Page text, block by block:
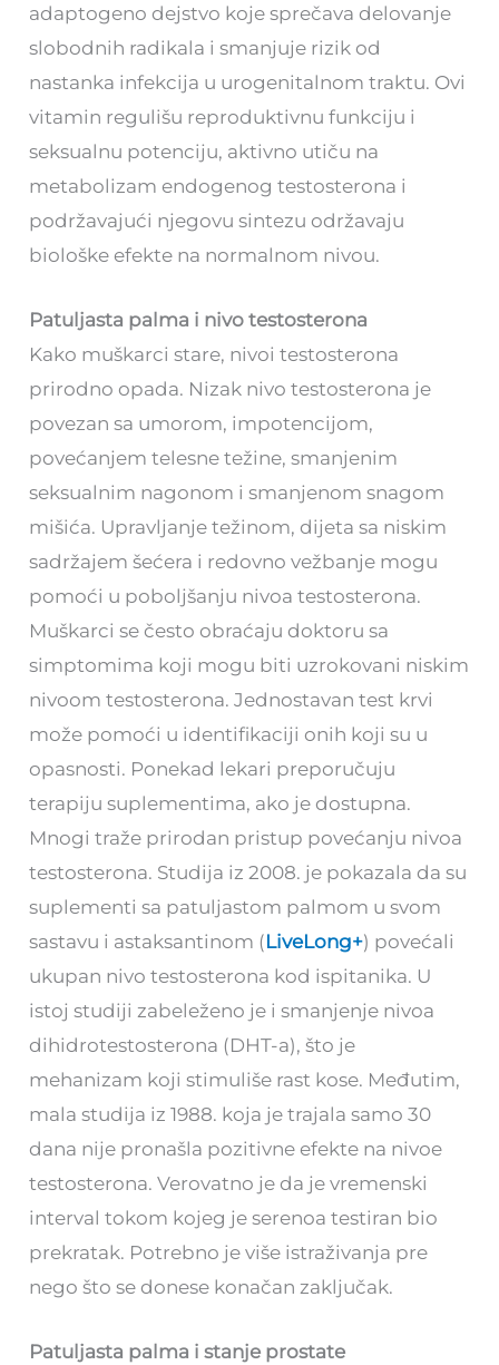
adaptogeno dejstvo koje sprečava delovanje
slobodnih radikala i smanjuje rizik od
nastanka infekcija u urogenitalnom traktu. Ovi
vitamin regulišu reproduktivnu funkciju i
seksualnu potenciju, aktivno utiču na
metabolizam endogenog testosterona i
podržavajući njegovu sintezu održavaju
biološke efekte na normalnom nivou.
Patuljasta palma i nivo testosterona
Kako muškarci stare, nivoi testosterona
prirodno opada. Nizak nivo testosterona je
povezan sa umorom, impotencijom,
povećanjem telesne težine, smanjenim
seksualnim nagonom i smanjenom snagom
mišića. Upravljanje težinom, dijeta sa niskim
sadržajem šećera i redovno vežbanje mogu
pomoći u poboljšanju nivoa testosterona.
Muškarci se često obraćaju doktoru sa
simptomima koji mogu biti uzrokovani niskim
nivoom testosterona. Jednostavan test krvi
može pomoći u identifikaciji onih koji su u
opasnosti. Ponekad lekari preporučuju
terapiju suplementima, ako je dostupna.
Mnogi traže prirodan pristup povećanju nivoa
testosterona. Studija iz 2008. je pokazala da su
suplementi sa patuljastom palmom u svom
sastavu i astaksantinom (LiveLong+) povećali
ukupan nivo testosterona kod ispitanika. U
istoj studiji zabeleženo je i smanjenje nivoa
dihidrotestosterona (DHT-a), što je
mehanizam koji stimuliše rast kose. Međutim,
mala studija iz 1988. koja je trajala samo 30
dana nije pronašla pozitivne efekte na nivoe
testosterona. Verovatno je da je vremenski
interval tokom kojeg je serenoa testiran bio
prekratak. Potrebno je više istraživanja pre
nego što se donese konačan zaključak.
Patuljasta palma i stanje prostate